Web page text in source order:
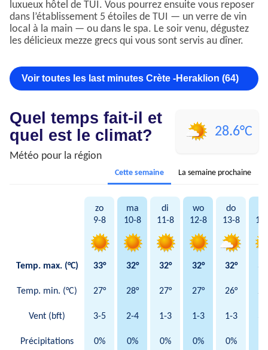
luxueux hôtel de TUI. Vous pourrez ensuite vous reposer
dans l’établissement 5 étoiles de TUI — un verre de vin
local à la main — ou dans le spa. Le soir venu, dégustez
les délicieux mezze grecs qui vous sont servis au dîner.
Voir toutes les last minutes Crète -Heraklion (64)
Quel temps fait-il et
quel est le climat?
Météo pour la région
28.6°C
Cette semaine La semaine prochaine
zo
9-8
ma
10-8
di
11-8
wo
12-8
do
13-8
Temp. max. (°C) 33° 32° 32° 32° 32°
Temp. min. (°C) 27° 28° 27° 27° 26°
Vent (bft) 3-5 2-4 1-3 1-3 1-3
Précipitations 0% 0% 0% 0% 0%